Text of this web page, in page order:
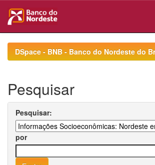
navigationDSpace - BNB - Banco do Nordeste do
Pesquisar
Pesquisar:
por